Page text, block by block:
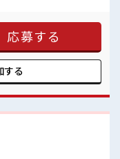
ブランクがあっても大
もOK！ ≪稼ぎたい人
スメ。 残業は月20時間以
派手過ぎなければ髪型
アリ≫ 制服があるの
バツ
なたの個性を大事にでき
応募する
する